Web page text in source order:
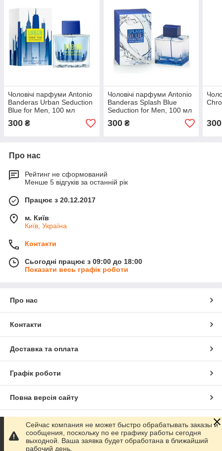
Чоловічі парфуми Antonio
Banderas Urban Seduction
Blue for Men, 100 мл
300 ₴
Чоловічі парфуми Antonio
Banderas Splash Blue
Seduction for Men, 100 мл
300₴ 300
Про нас
Рейтинг не сформований
Менше 5 відгуків за останній рік
Працює з 20.12.2017
м. Київ
Київ, Україна
Контакти
Сьогодні працює з 09:00 до 18:00
Показати весь графік роботи
Про нас
Контакти
Доставка та оплата
Графік роботи
Повна версія сайту
Сайт створено на маркетплейсі Prom.ua
Політика конфіденційності
Сейчас компания не может быстро обрабатывать заказы и
сообщения, поскольку по ее графику работы сегодня
выходной. Ваша заявка будет обработана в ближайший
рабочий день.